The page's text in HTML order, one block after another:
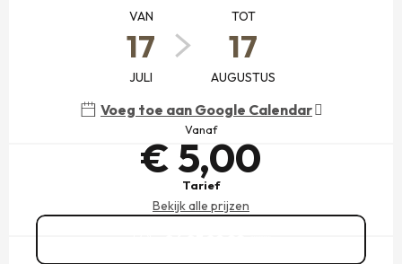
VAN
17
JULI
TOT
17
AUGUSTUS
Voeg toe aan Google Calendar
Vanaf
€ 5,00
Tarief
Bekijk alle prijzen